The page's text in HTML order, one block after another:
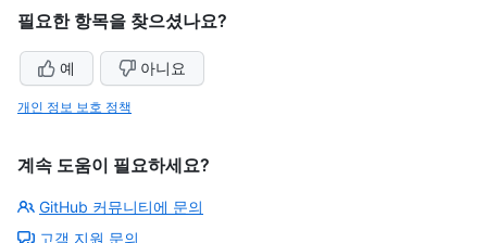
필요한 항목을 찾으셨나요?
예 아니요
개인 정보 보호 정책
계속 도움이 필요하세요?
GitHub 커뮤니티에 문의
고객 지원 문의